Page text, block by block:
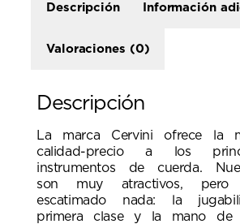
Descripción Información
Valoraciones (0)
Descripción
La marca Cervini ofrece la
calidad-precio a los
instrumentos de cuerda.
son muy atractivos,
escatimado nada: la
primera clase y la mano de